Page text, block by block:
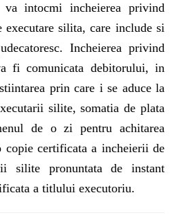
va intocmi incheierea privind
silita, care include si
Incheierea privind
fi comunicata debitorului, in
prin care i se aduce la
silite, somatia de plata
de o zi pentru achitarea
certificata a incheierii de
silite pronuntata de instant
a titlului executoriu.